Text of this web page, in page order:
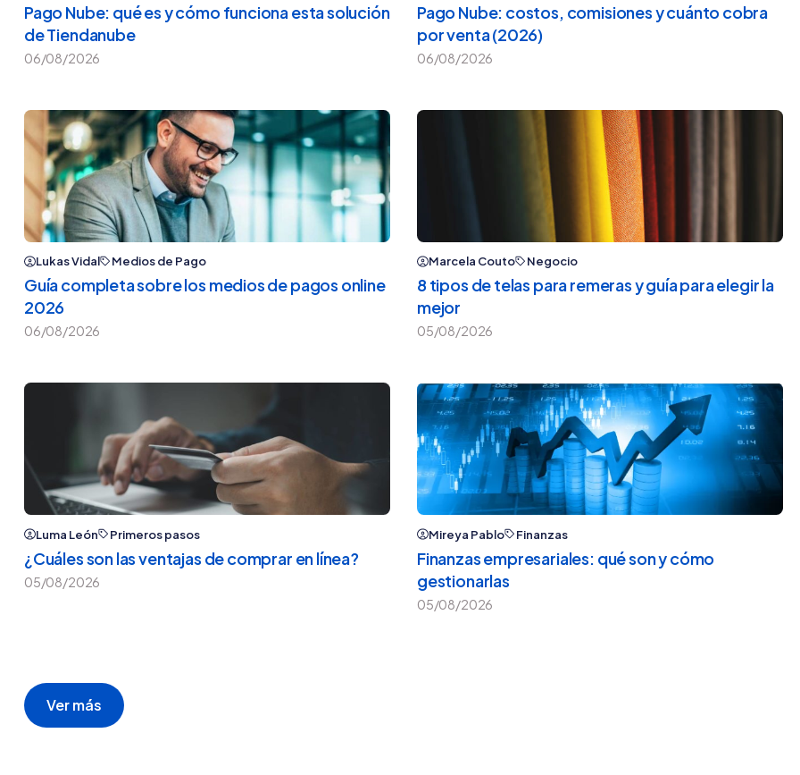
Pago Nube: qué es y cómo funciona esta solución
de Tiendanube
06/08/2026
Pago Nube: costos, comisiones y cuánto cobra
por venta (2026)
06/08/2026
Lukas Vidal Medios de Pago
Guía completa sobre los medios de pagos online
2026
06/08/2026
Marcela Couto Negocio
8 tipos de telas para remeras y guía para elegir la
mejor
05/08/2026
Luma León Primeros pasos
¿Cuáles son las ventajas de comprar en línea?
05/08/2026
Mireya Pablo Finanzas
Finanzas empresariales: qué son y cómo
gestionarlas
05/08/2026
Ver más